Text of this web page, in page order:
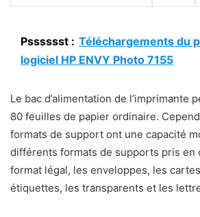
Psssssst : Téléchargements du
logiciel HP ENVY Photo 7155
Le bac d’alimentation de l’imprimante
80 feuilles de papier ordinaire.
formats de support ont une capacité
différents formats de supports pris en
format légal, les enveloppes, les
étiquettes, les transparents et les